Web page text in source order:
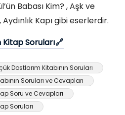
Babası Kim? , Aşk ve
Kapı gibi eserlerdir.
Soruları
Dostlarım Kitabının Soruları
Soruları ve Cevapları
Soru ve Cevapları
Soruları